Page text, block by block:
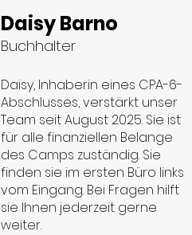
Daisy Barno
Buchhalter
Daisy, Inhaberin eines CPA-6-
Abschlusses, verstärkt unser
Team seit August 2025. Sie ist
für alle finanziellen Belange
des Camps zuständig. Sie
finden sie im ersten Büro links
vom Eingang. Bei Fragen hilft
sie Ihnen jederzeit gerne
weiter.